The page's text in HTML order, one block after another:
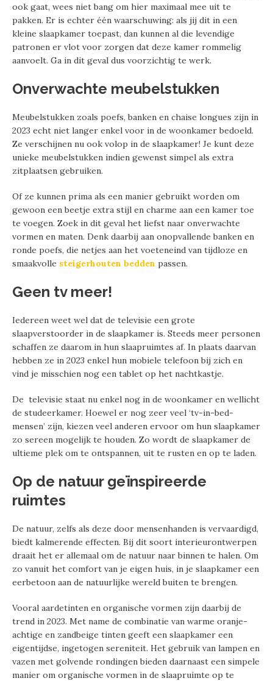
ook gaat, wees niet bang om hier maximaal mee uit te
pakken. Er is echter één waarschuwing: als jij dit in een
kleine slaapkamer toepast, dan kunnen al die levendige
patronen er vlot voor zorgen dat deze kamer rommelig
aanvoelt. Ga in dit geval dus voorzichtig te werk.
Onverwachte meubelstukken
Meubelstukken zoals poefs, banken en chaise longues zijn in
2023 echt niet langer enkel voor in de woonkamer bedoeld.
Ze verschijnen nu ook volop in de slaapkamer! Je kunt deze
unieke meubelstukken indien gewenst simpel als extra
zitplaatsen gebruiken.
Of ze kunnen prima als een manier gebruikt worden om
gewoon een beetje extra stijl en charme aan een kamer toe
te voegen. Zoek in dit geval het liefst naar onverwachte
vormen en maten. Denk daarbij aan onopvallende banken en
ronde poefs, die netjes aan het voeteneind van tijdloze en
smaakvolle steigerhouten bedden passen.
Geen tv meer!
Iedereen weet wel dat de televisie een grote
slaapverstoorder in de slaapkamer is. Steeds meer personen
schaffen ze daarom in hun slaapruimtes af. In plaats daarvan
hebben ze in 2023 enkel hun mobiele telefoon bij zich en
vind je misschien nog een tablet op het nachtkastje.
De televisie staat nu enkel nog in de woonkamer en wellicht
de studeerkamer. Hoewel er nog zeer veel ‘tv-in-bed-
mensen’ zijn, kiezen veel anderen ervoor om hun slaapkamer
zo sereen mogelijk te houden. Zo wordt de slaapkamer de
ultieme plek om te ontspannen, uit te rusten en op te laden.
Op de natuur geïnspireerde
ruimtes
De natuur, zelfs als deze door mensenhanden is vervaardigd,
biedt kalmerende effecten. Bij dit soort interieurontwerpen
draait het er allemaal om de natuur naar binnen te halen. Om
zo vanuit het comfort van je eigen huis, in je slaapkamer een
eerbetoon aan de natuurlijke wereld buiten te brengen.
Vooral aardetinten en organische vormen zijn daarbij de
trend in 2023. Met name de combinatie van warme oranje-
achtige en zandbeige tinten geeft een slaapkamer een
eigentijdse, ingetogen sereniteit. Het gebruik van lampen en
vazen met golvende rondingen bieden daarnaast een simpele
manier om organische vormen in de slaapruimte op te